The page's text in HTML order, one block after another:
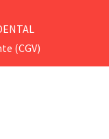
(CGV)